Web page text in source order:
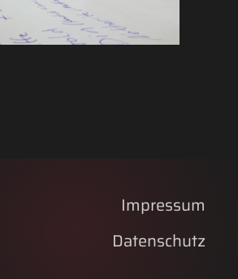
Impressum
Datenschutz